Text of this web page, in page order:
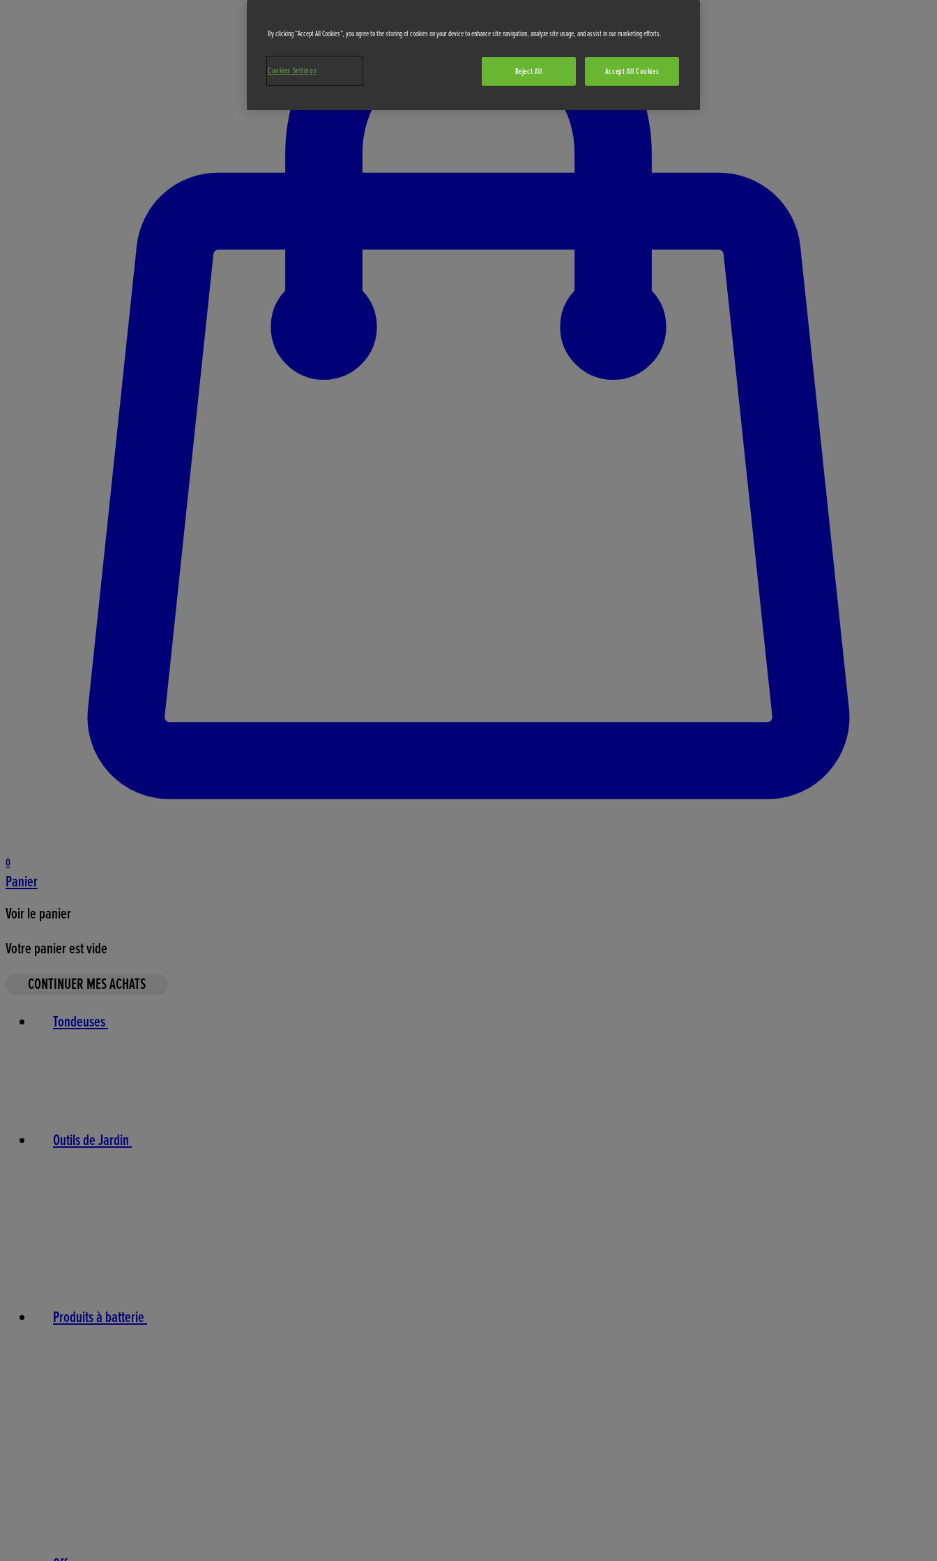
0
Panier
Voir le panier
Votre panier est vide
CONTINUER MES ACHATS
Tondeuses
Outils de Jardin
Produits à batterie
By clicking “Accept All Cookies”, you agree to the storing of cookies on your device to enhance site navigation, analyze site usage, and assist in our marketing efforts.
Reject All Accept All Cookies
Cookies Settings